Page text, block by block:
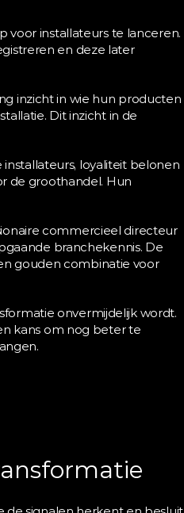
voor installateurs te lanceren.
en deze later
inzicht in wie hun producten
Dit inzicht in de
loyaliteit belonen
de groothandel. Hun
commercieel directeur
branchekennis. De
gouden combinatie voor
onvermijdelijk wordt.
kans om nog beter te